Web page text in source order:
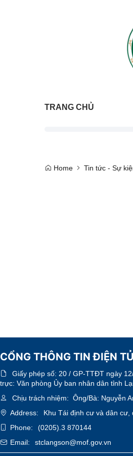
TRANG CHỦ
Home Tin tức - Sự
CỔNG THÔNG TIN ĐIỆN
Giấy phép số: 20 / GP-TTĐT ngày
trực: Văn phòng Ủy ban nhân dân tỉnh
Chịu trách nhiệm: Ông/Bà: Nguyễn
Address:
Khu Tái định cư và dân
Phone:
(0205).3 870144
Email:
stclangson@mof.gov.vn